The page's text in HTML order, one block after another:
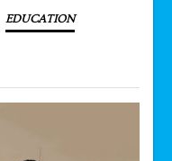
EDUCATION